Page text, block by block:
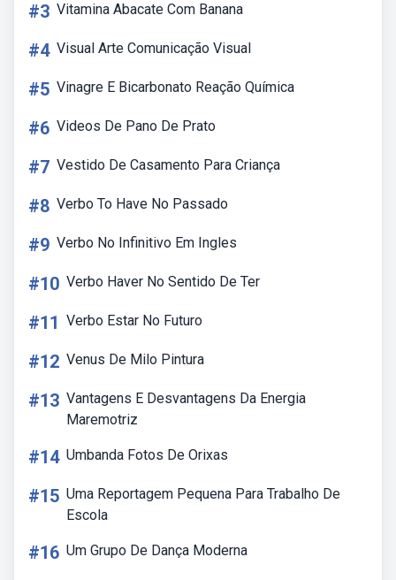
#3 Vitamina Abacate Com Banana
#4 Visual Arte Comunicação Visual
#5 Vinagre E Bicarbonato Reação Química
#6 Videos De Pano De Prato
#7 Vestido De Casamento Para Criança
#8 Verbo To Have No Passado
#9 Verbo No Infinitivo Em Ingles
#10 Verbo Haver No Sentido De Ter
#11 Verbo Estar No Futuro
#12 Venus De Milo Pintura
#13 Vantagens E Desvantagens Da Energia
Maremotriz
#14 Umbanda Fotos De Orixas
#15 Uma Reportagem Pequena Para Trabalho De
Escola
#16 Um Grupo De Dança Moderna